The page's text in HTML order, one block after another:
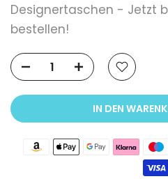
Designertaschen - Jetzt
bestellen!
IN DEN